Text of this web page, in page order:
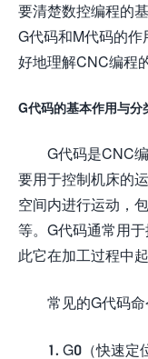
要清楚数控编程的
G代码和M代码的
好地理解CNC编程
G代码的基本作用与分
G代码是CNC
要用于控制机床的
空间内进行运动，
等。G代码通常用
此它在加工过程中
常见的G代码命
1. G0（快速定